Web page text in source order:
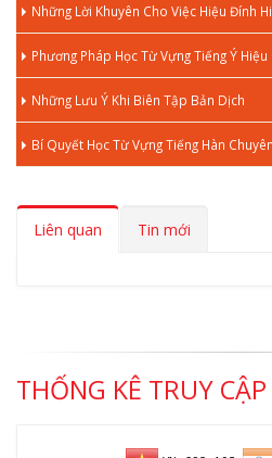
Những Lời Khuyên Cho Việc Hiệu Đính
Phương Pháp Học Từ Vựng Tiếng Ý Hiệu
Những Lưu Ý Khi Biên Tập Bản Dịch
Bí Quyết Học Từ Vựng Tiếng Hàn
Liên quan Tin mới
THỐNG KÊ TRUY CẬP